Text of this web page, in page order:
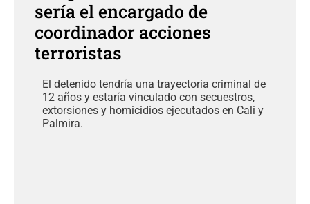
sería el encargado de
coordinador acciones
terroristas
El detenido tendría una trayectoria criminal de
12 años y estaría vinculado con secuestros,
extorsiones y homicidios ejecutados en Cali y
Palmira.